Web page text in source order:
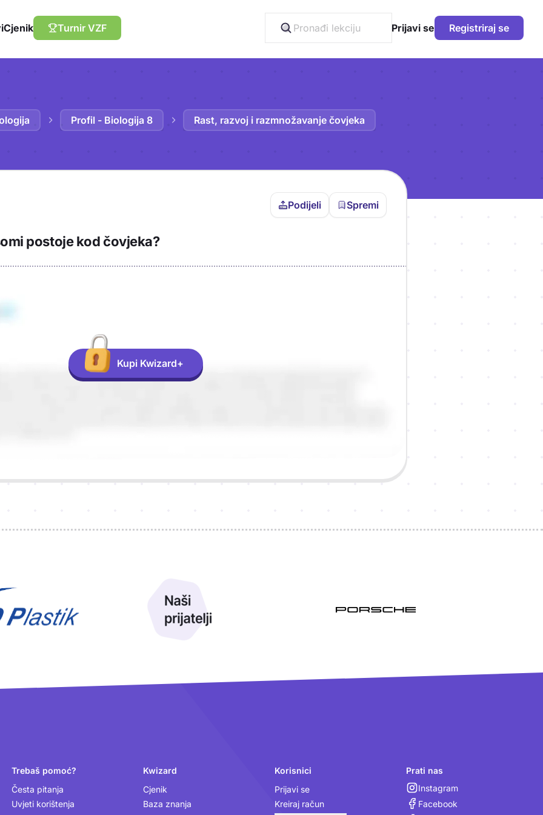
Cjenik Turnir VZF Prijavi se Registriraj se
Profil - Biologija 8 Rast, razvoj i razmnožavanje čovjeka
Podijeli Spremi
postoje kod čovjeka?
Kupi Kwizard+
Trebaš pomoć?
Česta pitanja
Uvjeti korištenja
Kwizard
Cjenik
Baza znanja
Korisnici
Prijavi se
Kreiraj račun
Prati nas
Instagram
Facebook